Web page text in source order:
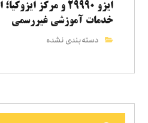
ایزو ۲۹۹۹۰ و مرکز
خدمات آموزشی غیررسمی
دسته‌بندی نشده